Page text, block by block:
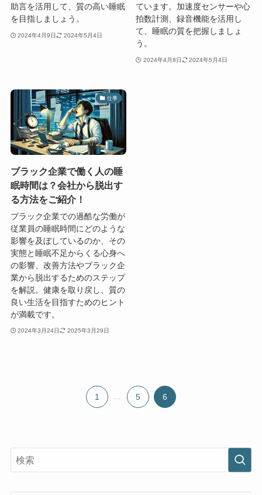
助言を活用して、質の高い睡眠
を目指しましょう。
2024年4月9日 2024年5月4日
ています。加速度センサーや心
拍数計測、録音機能を活用し
て、睡眠の質を把握しましょ
う。
2024年4月8日 2024年5月4日
仕事
ブラック企業で働く人の睡
眠時間は？会社から脱出す
る方法をご紹介！
ブラック企業での過酷な労働が
従業員の睡眠時間にどのような
影響を及ぼしているのか、その
実態と睡眠不足からくる心身へ
の影響、改善方法やブラック企
業から脱出するためのステップ
を解説。健康を取り戻し、質の
良い生活を目指すためのヒント
が満載です。
2024年3月24日 2025年3月29日
1 5 6